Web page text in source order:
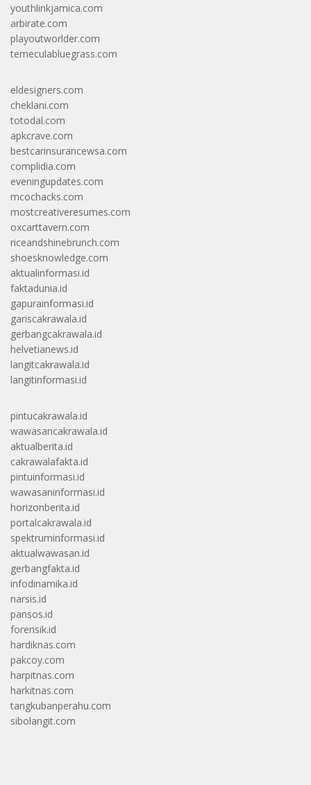
youthlinkjamica.com
arbirate.com
playoutworlder.com
temeculabluegrass.com
eldesigners.com
cheklani.com
totodal.com
apkcrave.com
bestcarinsurancewsa.com
complidia.com
eveningupdates.com
mcochacks.com
mostcreativeresumes.com
oxcarttavern.com
riceandshinebrunch.com
shoesknowledge.com
aktualinformasi.id
faktadunia.id
gapurainformasi.id
gariscakrawala.id
gerbangcakrawala.id
helvetianews.id
langitcakrawala.id
langitinformasi.id
pintucakrawala.id
wawasancakrawala.id
aktualberita.id
cakrawalafakta.id
pintuinformasi.id
wawasaninformasi.id
horizonberita.id
portalcakrawala.id
spektruminformasi.id
aktualwawasan.id
gerbangfakta.id
infodinamika.id
narsis.id
pansos.id
forensik.id
hardiknas.com
pakcoy.com
harpitnas.com
harkitnas.com
tangkubanperahu.com
sibolangit.com